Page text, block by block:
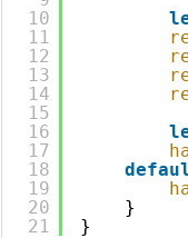
10
11
12
13
14
15
16
17
18
19
20
21
}
}